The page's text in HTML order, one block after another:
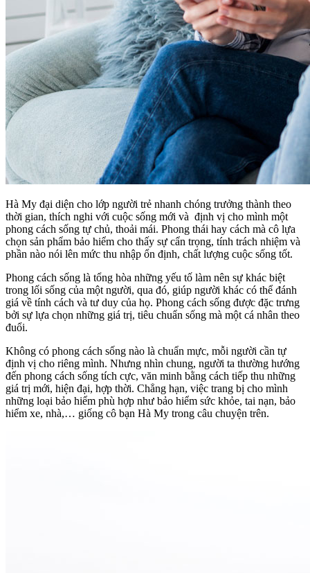
Hà My đại diện cho lớp người trẻ nhanh chóng trưởng thành theo
thời gian, thích nghi với cuộc sống mới và định vị cho mình một
phong cách sống tự chủ, thoải mái. Phong thái hay cách mà cô lựa
chọn sản phẩm bảo hiểm cho thấy sự cẩn trọng, tính trách nhiệm và
phần nào nói lên mức thu nhập ổn định, chất lượng cuộc sống tốt.
Phong cách sống là tổng hòa những yếu tố làm nên sự khác biệt
trong lối sống của một người, qua đó, giúp người khác có thể đánh
giá về tính cách và tư duy của họ. Phong cách sống được đặc trưng
bởi sự lựa chọn những giá trị, tiêu chuẩn sống mà một cá nhân theo
đuổi.
Không có phong cách sống nào là chuẩn mực, mỗi người cần tự
định vị cho riêng mình. Nhưng nhìn chung, người ta thường hướng
đến phong cách sống tích cực, văn minh bằng cách tiếp thu những
giá trị mới, hiện đại, hợp thời. Chẳng hạn, việc trang bị cho mình
những loại bảo hiểm phù hợp như bảo hiểm sức khỏe, tai nạn, bảo
hiểm xe, nhà,… giống cô bạn Hà My trong câu chuyện trên.